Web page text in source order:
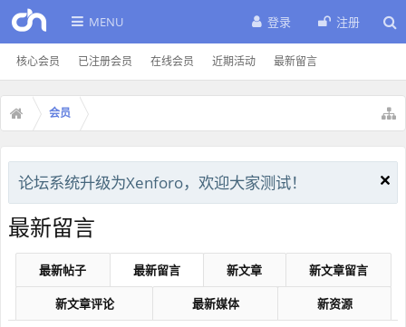
MENU
核心会员 已注册会员 在线会员 近期活动 最新留言
登录 注册
会员
论坛系统升级为Xenforo，欢迎大家测试！
最新留言
最新帖子 最新留言 新文章 新文章留言
新文章评论 最新媒体 新资源